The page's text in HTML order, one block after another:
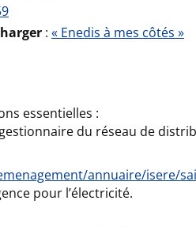
: « Enedis à mes côtés »
essentielles :
onnaire du réseau de
annuaire/isere/
pour l’électricité.